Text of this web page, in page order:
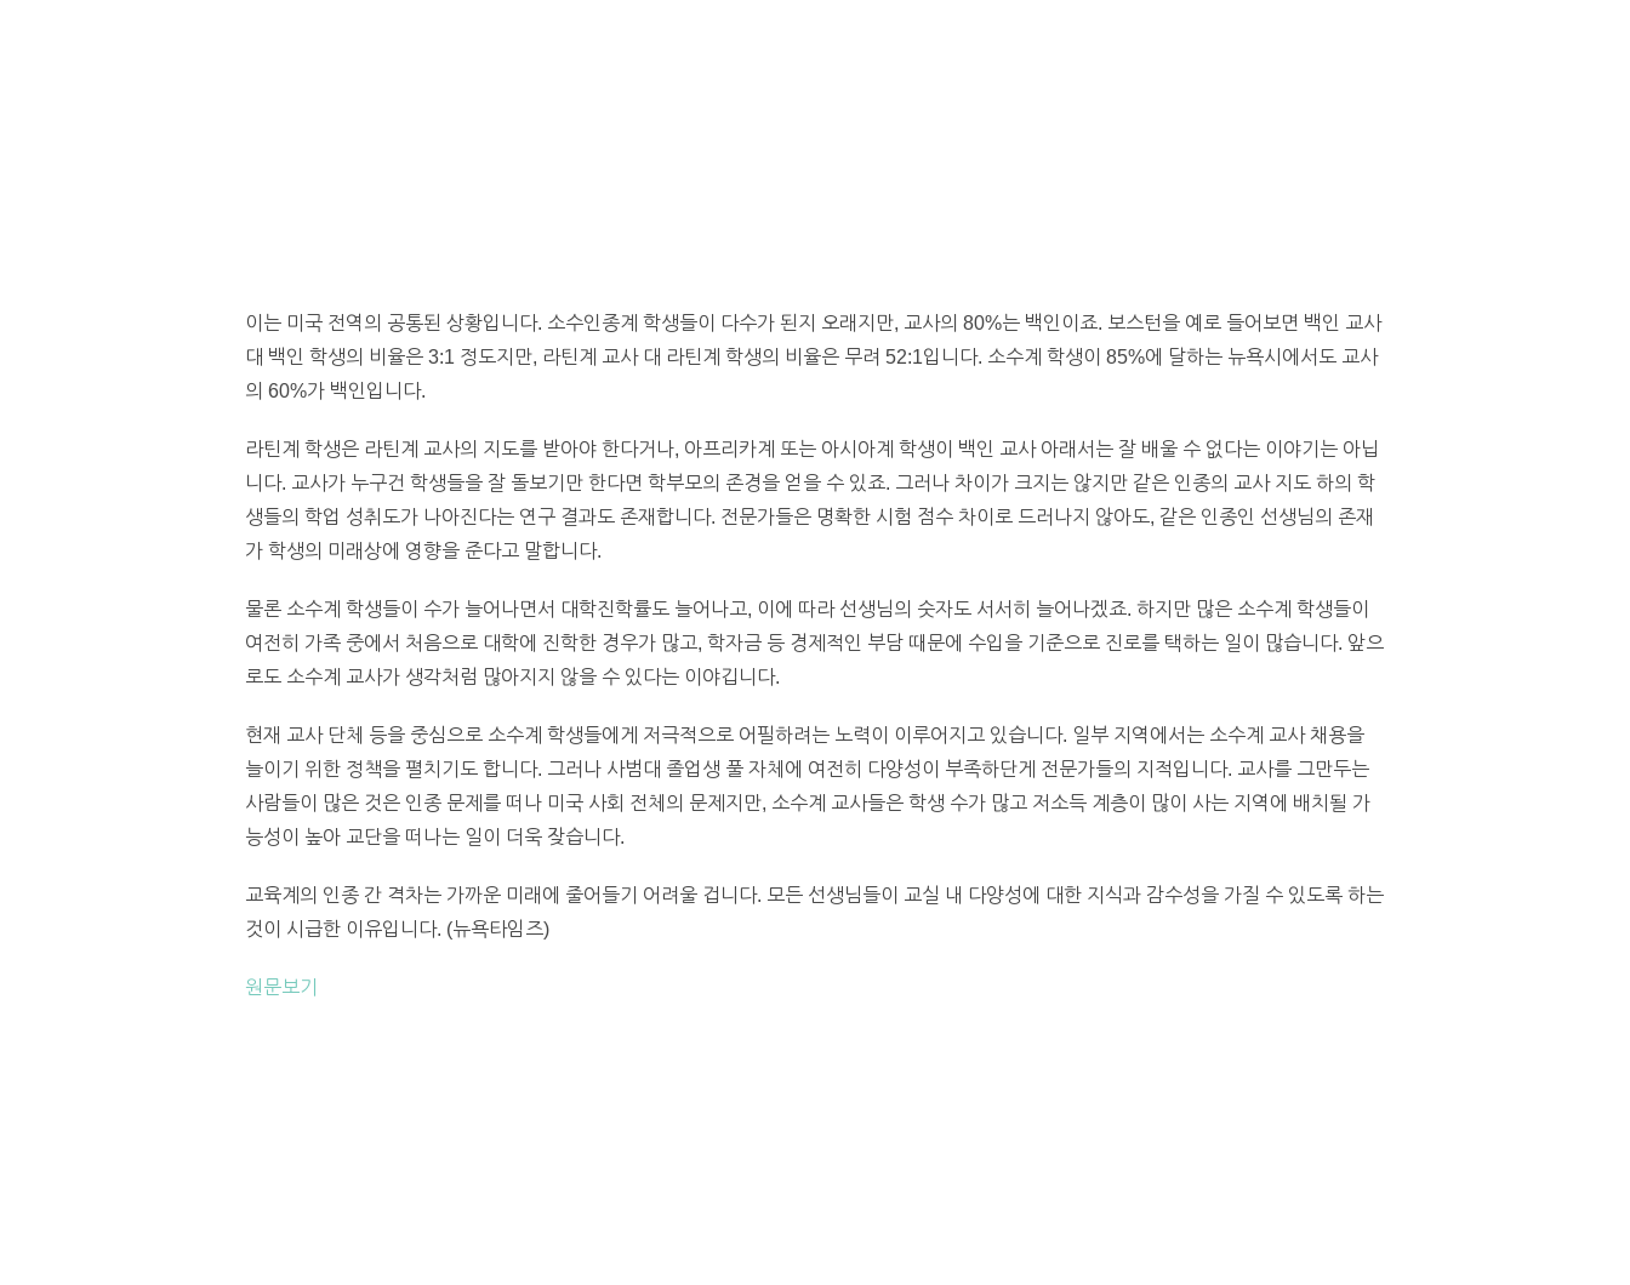
이는 미국 전역의 공통된 상황입니다. 소수인종계 학생들이 다수가 된지 오래지만, 교사의 80%는 백인이죠. 보스턴을 예로 들어보면 백인 교사
대 백인 학생의 비율은 3:1 정도지만, 라틴계 교사 대 라틴계 학생의 비율은 무려 52:1입니다. 소수계 학생이 85%에 달하는 뉴욕시에서도 교사
의 60%가 백인입니다.
라틴계 학생은 라틴계 교사의 지도를 받아야 한다거나, 아프리카계 또는 아시아계 학생이 백인 교사 아래서는 잘 배울 수 없다는 이야기는 아닙
니다. 교사가 누구건 학생들을 잘 돌보기만 한다면 학부모의 존경을 얻을 수 있죠. 그러나 차이가 크지는 않지만 같은 인종의 교사 지도 하의 학
생들의 학업 성취도가 나아진다는 연구 결과도 존재합니다. 전문가들은 명확한 시험 점수 차이로 드러나지 않아도, 같은 인종인 선생님의 존재
가 학생의 미래상에 영향을 준다고 말합니다.
물론 소수계 학생들이 수가 늘어나면서 대학진학률도 늘어나고, 이에 따라 선생님의 숫자도 서서히 늘어나겠죠. 하지만 많은 소수계 학생들이
여전히 가족 중에서 처음으로 대학에 진학한 경우가 많고, 학자금 등 경제적인 부담 때문에 수입을 기준으로 진로를 택하는 일이 많습니다. 앞으
로도 소수계 교사가 생각처럼 많아지지 않을 수 있다는 이야깁니다.
현재 교사 단체 등을 중심으로 소수계 학생들에게 저극적으로 어필하려는 노력이 이루어지고 있습니다. 일부 지역에서는 소수계 교사 채용을
늘이기 위한 정책을 펼치기도 합니다. 그러나 사범대 졸업생 풀 자체에 여전히 다양성이 부족하단게 전문가들의 지적입니다. 교사를 그만두는
사람들이 많은 것은 인종 문제를 떠나 미국 사회 전체의 문제지만, 소수계 교사들은 학생 수가 많고 저소득 계층이 많이 사는 지역에 배치될 가
능성이 높아 교단을 떠나는 일이 더욱 잦습니다.
교육계의 인종 간 격차는 가까운 미래에 줄어들기 어려울 겁니다. 모든 선생님들이 교실 내 다양성에 대한 지식과 감수성을 가질 수 있도록 하는
것이 시급한 이유입니다. (뉴욕타임즈)
원문보기